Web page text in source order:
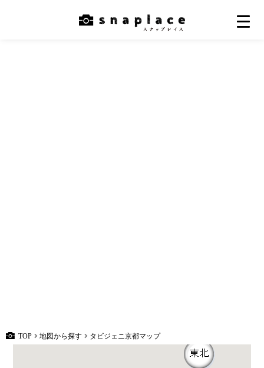
TOP 地図から探す タビジェニ京都マップ